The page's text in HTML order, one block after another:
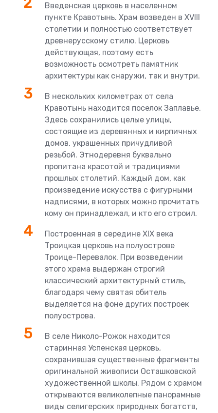
Введенская церковь в населенном
пункте Кравотынь. Храм возведен в XVIII
столетии и полностью соответствует
древнерусскому стилю. Церковь
действующая, поэтому есть
возможность осмотреть памятник
архитектуры как снаружи, так и внутри.
В нескольких километрах от села
Кравотынь находится поселок Заплавье.
Здесь сохранились целые улицы,
состоящие из деревянных и кирпичных
домов, украшенных причудливой
резьбой. Этнодеревня буквально
пропитана красотой и традициями
прошлых столетий. Каждый дом, как
произведение искусства с фигурными
надписями, в которых можно прочитать
кому он принадлежал, и кто его строил.
Построенная в середине XIX века
Троицкая церковь на полуострове
Троице-Перевалок. При возведении
этого храма выдержан строгий
классический архитектурный стиль,
благодаря чему святая обитель
выделяется на фоне других построек
полуострова.
В селе Николо-Рожок находится
старинная Успенская церковь,
сохранившая существенные фрагменты
оригинальной живописи Осташковской
художественной школы. Рядом с храмом
открываются великолепные панорамные
виды селигерских природных богатств,